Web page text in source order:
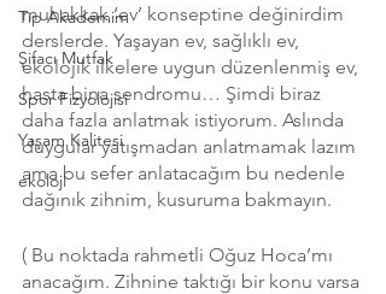
Tıp Akademim
Şifacı Mutfak
Spor Fizyolojisi
Yaşam Kalitesi
ekoloji
muhakkak ‘ev’ konseptine değinirdim
derslerde. Yaşayan ev, sağlıklı ev,
ekolojik ilkelere uygun düzenlenmiş ev,
hasta bina sendromu… Şimdi biraz
daha fazla anlatmak istiyorum. Aslında
duygular yatışmadan anlatmamak lazım
ama bu sefer anlatacağım bu nedenle
dağınık zihnim, kusuruma bakmayın.
( Bu noktada rahmetli Oğuz Hoca’mı
anacağım. Zihnine taktığı bir konu varsa